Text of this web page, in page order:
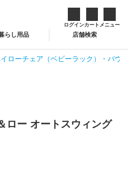
ログインカート メニュー
らし用品 店舗検索
ローチェア（ベビーラック）・バウ
ロー オートスウィング